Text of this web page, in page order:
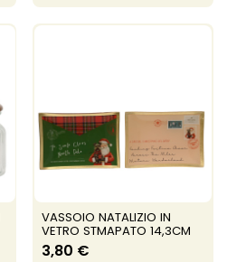
VASSOIO NATALIZIO IN
VETRO STMAPATO 14,3CM
3,80 €